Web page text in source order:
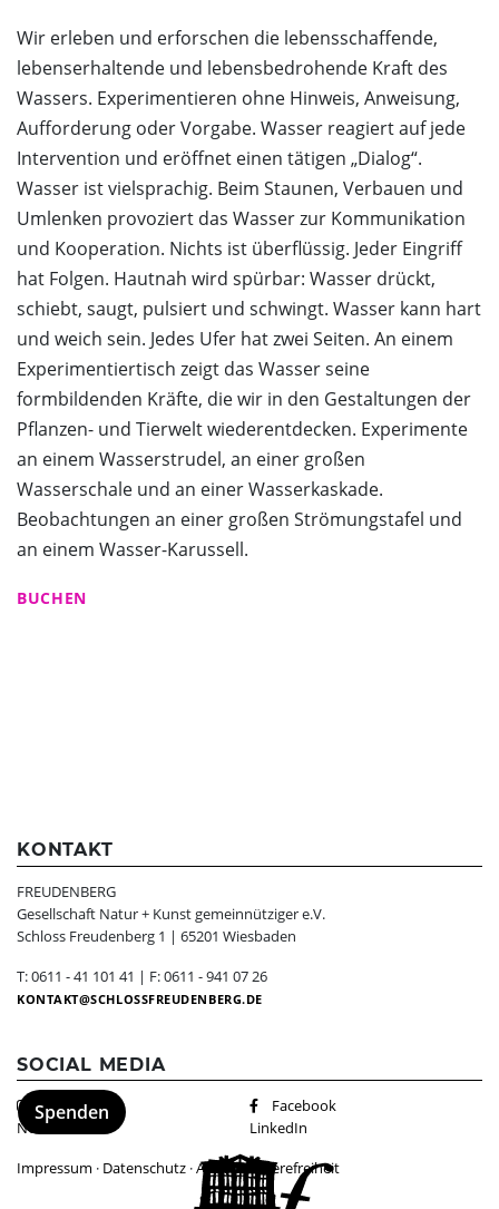
Schloss-Podcast
Wir erleben und erforschen die lebensschaffende,
lebenserhaltende und lebensbedrohende Kraft des
Wassers. Experimentieren ohne Hinweis, Anweisung,
Aufforderung oder Vorgabe. Wasser reagiert auf jede
Intervention und eröffnet einen tätigen „Dialog“.
Wasser ist vielsprachig. Beim Staunen, Verbauen und
Umlenken provoziert das Wasser zur Kommunikation
und Kooperation. Nichts ist überflüssig. Jeder Eingriff
hat Folgen. Hautnah wird spürbar: Wasser drückt,
schiebt, saugt, pulsiert und schwingt. Wasser kann hart
und weich sein. Jedes Ufer hat zwei Seiten. An einem
Experimentiertisch zeigt das Wasser seine
formbildenden Kräfte, die wir in den Gestaltungen der
Pflanzen- und Tierwelt wiederentdecken. Experimente
an einem Wasserstrudel, an einer großen
Wasserschale und an einer Wasserkaskade.
Beobachtungen an einer großen Strömungstafel und
an einem Wasser-Karussell.
BUCHEN
KONTAKT
FREUDENBERG
Gesellschaft Natur + Kunst gemeinnütziger e.V.
Schloss Freudenberg 1 | 65201 Wiesbaden
T: 0611 - 41 101 41 | F: 0611 - 941 07 26
KONTAKT SCHLOSSFREUDENBERG.DE
SOCIAL MEDIA
Instagram
Facebook
Newsletter
LinkedIn
Impressum · Datenschutz ·AGBs·Barrierefreiheit
Spenden